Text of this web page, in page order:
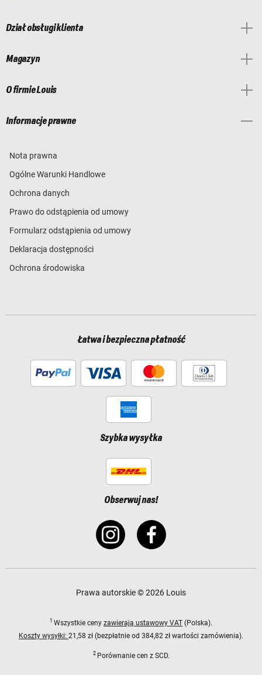
Dział obsługi klienta
Magazyn
O firmie Louis
Informacje prawne
Nota prawna
Ogólne Warunki Handlowe
Ochrona danych
Prawo do odstąpienia od umowy
Formularz odstąpienia od umowy
Deklaracja dostępności
Ochrona środowiska
Łatwa i bezpieczna płatność
Szybka wysyłka
Obserwuj nas!
Prawa autorskie © 2026 Louis
1 Wszystkie ceny zawierają ustawowy VAT (Polska).
Koszty wysyłki: 21,58 zł (bezpłatnie od 384,82 zł wartości zamówienia).
2 Porównanie cen z SCD.